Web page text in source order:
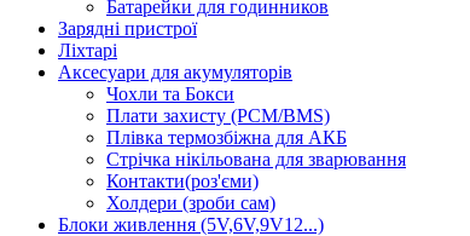
Батарейки для годинников
Зарядні пристрої
Ліхтарі
Аксесуари для акумуляторів
Чохли та Бокси
Плати захисту (PCM/BMS)
Плівка термозбіжна для АКБ
Стрічка нікільована для зварювання
Контакти(роз'єми)
Холдери (зроби сам)
Блоки живлення (5V,6V,9V12...)